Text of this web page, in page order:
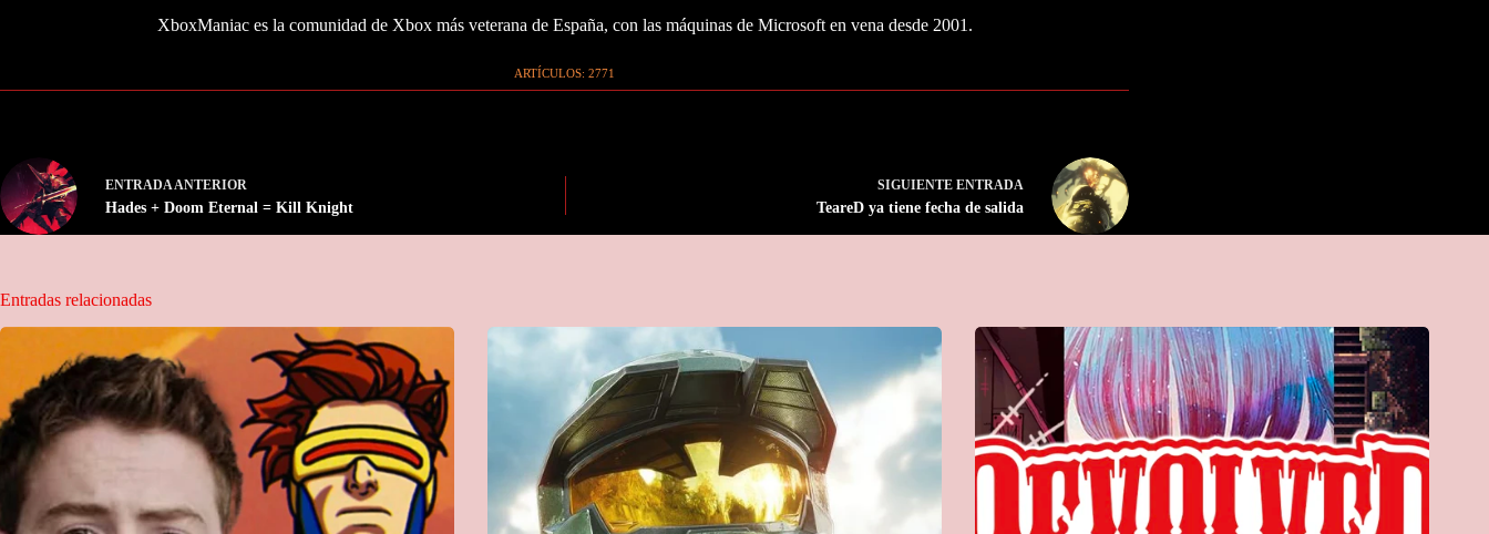
XboxManiac es la comunidad de Xbox más veterana de España, con las máquinas de Microsoft en vena desde 2001.
ARTÍCULOS: 2771
ENTRADAANTERIOR
Hades + Doom Eternal = Kill Knight
SIGUIENTEENTRADA
TeareD ya tiene fecha de salida
Entradas relacionadas